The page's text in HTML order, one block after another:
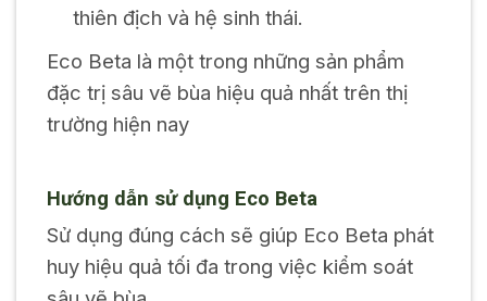
thiên địch và hệ sinh thái.
Eco Beta là một trong những sản phẩm
đặc trị sâu vẽ bùa hiệu quả nhất trên thị
trường hiện nay
Hướng dẫn sử dụng Eco Beta
Sử dụng đúng cách sẽ giúp Eco Beta phát
huy hiệu quả tối đa trong việc kiểm soát